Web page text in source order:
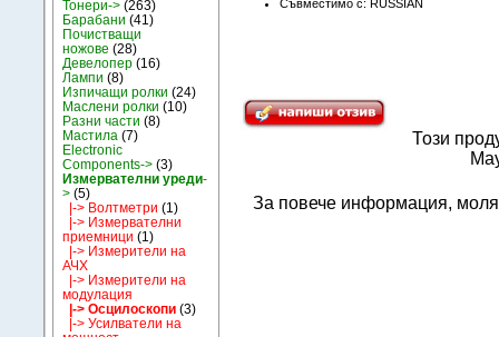
Тонери-> (263)
Барабани (41)
Почистващи
ножове (28)
Девелопер (16)
Лампи (8)
Изпичащи ролки (24)
Маслени ролки (10)
Разни части (8)
Мастила (7)
Electronic
Components-> (3)
Измервателни уреди-
> (5)
|-> Волтметри (1)
|-> Измервателни
приемници (1)
|-> Измерители на
АЧХ
|-> Измерители на
модулация
|-> Осцилоскопи (3)
|-> Усилватели на
Съвместимо с: RUSSIAN
Този
За повече информация,